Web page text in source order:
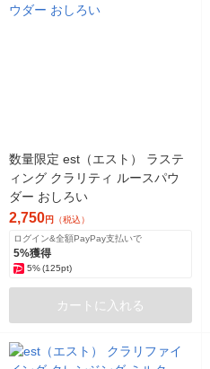
数量限定 est（エスト） ラステ
ィング クラリティ ルースパウ
ダー おしろい
2,750円 （税込）
ログイン&全額PayPay支払いで
5%獲得
5%(125pt)
カートに入れる